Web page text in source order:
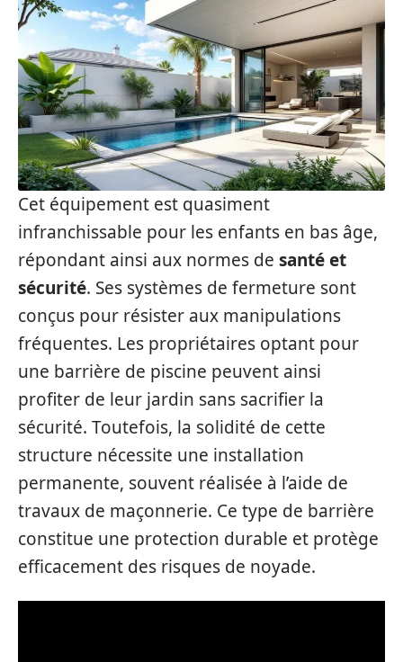
Cet équipement est quasiment
infranchissable pour les enfants en bas âge,
répondant ainsi aux normes de santé et
sécurité. Ses systèmes de fermeture sont
conçus pour résister aux manipulations
fréquentes. Les propriétaires optant pour
une barrière de piscine peuvent ainsi
profiter de leur jardin sans sacrifier la
sécurité. Toutefois, la solidité de cette
structure nécessite une installation
permanente, souvent réalisée à l’aide de
travaux de maçonnerie. Ce type de barrière
constitue une protection durable et protège
efficacement des risques de noyade.